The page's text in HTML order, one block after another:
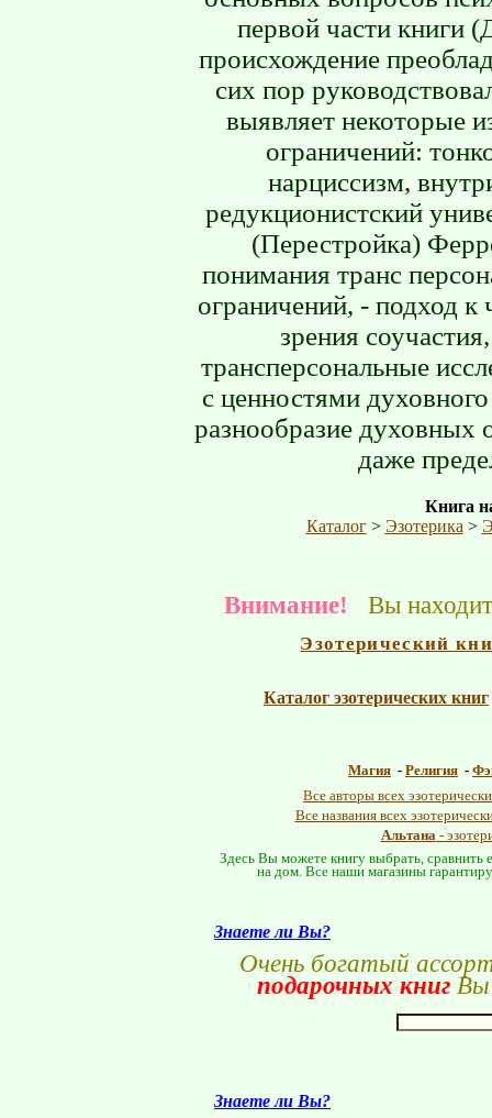
первой части книги
происхождение
сих пор
выявляет некоторые
ограничений:
нарциссизм,
редукционистский
(Перестройка)
понимания транс
ограничений, - подход к
зрения
трансперсональные
с ценностями
разнообразие
даже
Книга
Каталог> Эзотерика >
Внимание! Вы
Эзотерический
Каталог эзотерических книг
Магия - Религия -
Все авторы всех
Все названия всех
Альтана-
Здесь Вы можете книгу выбрать, сравнить
на дом. Все наши магазины
Знаете ли Вы?
Очень богатый
подарочных книгВы
Знаете ли Вы?